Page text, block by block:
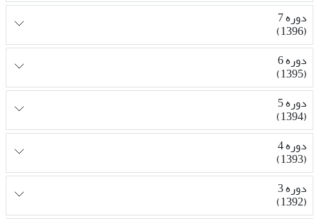
دوره 7
(1396)
دوره 6
(1395)
دوره 5
(1394)
دوره 4
(1393)
دوره 3
(1392)